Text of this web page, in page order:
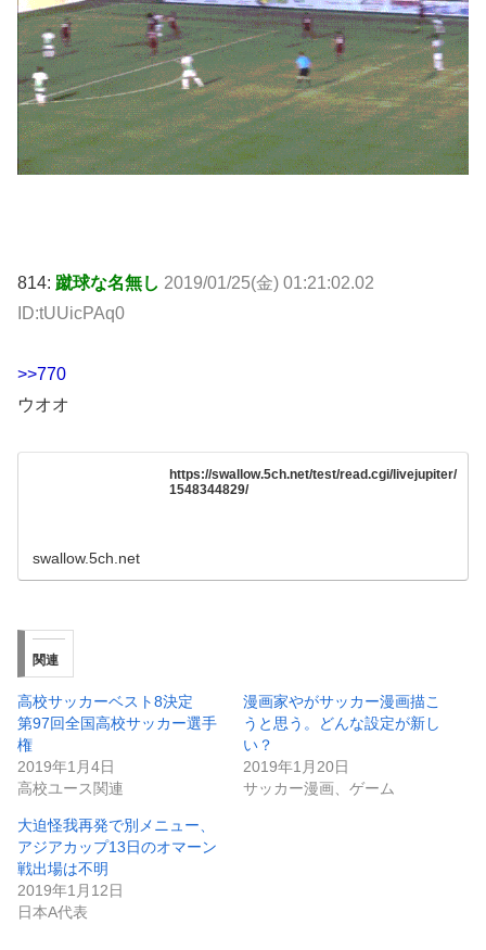
814: 蹴球な名無し 2019/01/25(金) 01:21:02.02
ID:tUUicPAq0
>>770
ウオオ
https://swallow.5ch.net/test/read.cgi/livejupiter/
1548344829/
swallow.5ch.net
関連
高校サッカーベスト8決定
第97回全国高校サッカー選手
権
2019年1月4日
高校ユース関連
漫画家やがサッカー漫画描こ
うと思う。どんな設定が新し
い？
2019年1月20日
サッカー漫画、ゲーム
大迫怪我再発で別メニュー、
アジアカップ13日のオマーン
戦出場は不明
2019年1月12日
日本A代表